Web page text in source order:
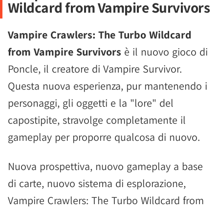
Wildcard from Vampire Survivors
Vampire Crawlers: The Turbo Wildcard
from Vampire Survivors è il nuovo gioco di
Poncle, il creatore di Vampire Survivor.
Questa nuova esperienza, pur mantenendo i
personaggi, gli oggetti e la "lore" del
capostipite, stravolge completamente il
gameplay per proporre qualcosa di nuovo.
Nuova prospettiva, nuovo gameplay a base
di carte, nuovo sistema di esplorazione,
Vampire Crawlers: The Turbo Wildcard from